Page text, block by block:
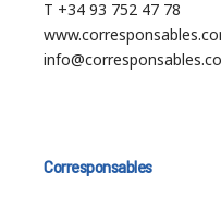
T +34 93 752 47 78
Corresponsables